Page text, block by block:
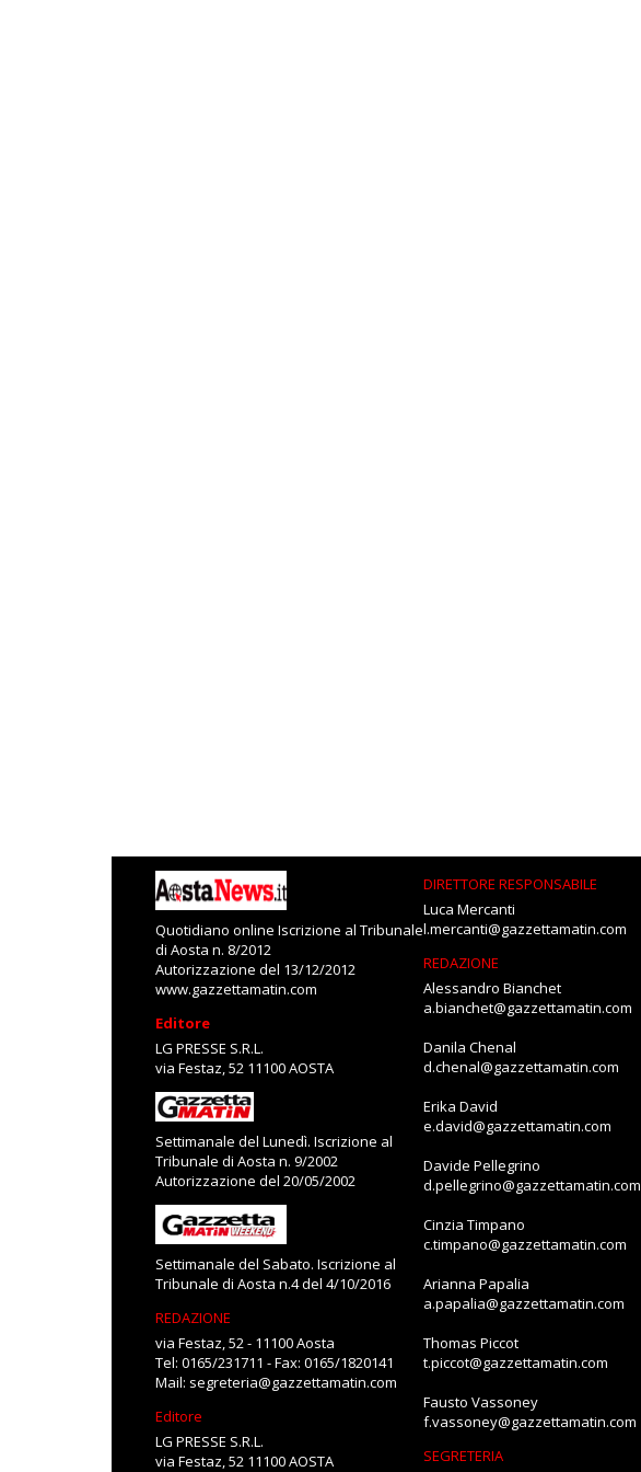
Quotidiano online Iscrizione al Tribunale
di Aosta n. 8/2012
Autorizzazione del 13/12/2012
www.gazzettamatin.com
Editore
LG PRESSE S.R.L.
via Festaz, 52 11100 AOSTA
Settimanale del Lunedì. Iscrizione al
Tribunale di Aosta n. 9/2002
Autorizzazione del 20/05/2002
Settimanale del Sabato. Iscrizione al
Tribunale di Aosta n.4 del 4/10/2016
REDAZIONE
via Festaz, 52 - 11100 Aosta
Tel: 0165/231711 - Fax: 0165/1820141
Mail: segreteria@gazzettamatin.com
Editore
LG PRESSE S.R.L.
via Festaz, 52 11100 AOSTA
DIRETTORE RESPONSABILE
Luca Mercanti
l.mercanti@gazzettamatin.com
REDAZIONE
Alessandro Bianchet
a.bianchet@gazzettamatin.com
Danila Chenal
d.chenal@gazzettamatin.com
Erika David
e.david@gazzettamatin.com
Davide Pellegrino
d.pellegrino@gazzettamatin.com
Cinzia Timpano
c.timpano@gazzettamatin.com
Arianna Papalia
a.papalia@gazzettamatin.com
Thomas Piccot
t.piccot@gazzettamatin.com
Fausto Vassoney
f.vassoney@gazzettamatin.com
SEGRETERIA